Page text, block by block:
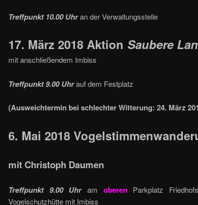
Treffpunkt 10.00 Uhran der Verwaltungsstelle
17. März 2018 Aktion Saubere
mit anschließendem Imbiss
Treffpunkt 9.00 Uhrauf dem Festplatz
(Ausweichtermin bei schlechter Witterung: 24. März
6. Mai 2018
mit Christoph Daumen
Treffpunkt 9.00 Uhram oberenParkplatz
Vogelschutzhütte mit Imbiss